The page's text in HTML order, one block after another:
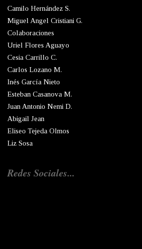
Camilo Hernández S.
Miguel Angel Cristiani G.
Colaboraciones
Uriel Flores Aguayo
Cesia Carrillo C.
Carlos Lozano M.
Inés García Nieto
Esteban Casanova M.
Juan Antonio Nemi D.
Abigail Jean
Eliseo Tejeda Olmos
Liz Sosa
Redes Sociales...